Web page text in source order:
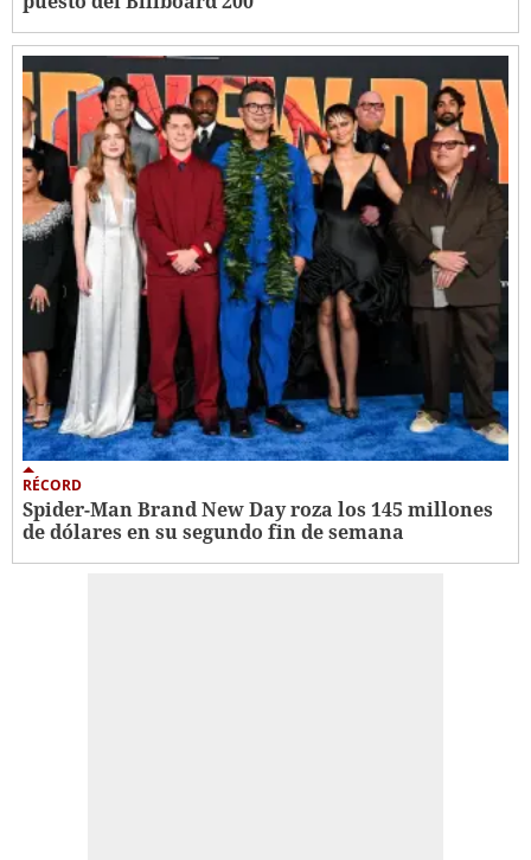
RÉCORD
Spider-Man Brand New Day roza los 145 millones
de dólares en su segundo fin de semana